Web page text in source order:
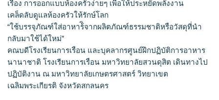
โรงเรียนการเรือน
เรื่อง การออกแบบห้องครัวง่ายๆ เพื่อให้ประหยัดพลังงาน
เคล็ดลับดูแลห้องครัวให้รักษ์โลก
“ใช้บรรจุภัณฑ์ใส่อาหาร้ิจากผลิตภัณฑ์ธรรมชาติหรือวัสดุที่นำ
กลับมาใช้ได้ใหม่”
คณบดีโรงเรียนการเรือน และบุคลากรศูนย์ฝึกปฏิบัติการอาหาร
นานาชาติ โรงเรียนการเรือน มหาวิทยาลัยสวนดุสิต เดินทางไป
ปฏิบัติงาน ณ มหาวิทยาลัยเกษตรศาสตร์ วิทยาเขต
เฉลิมพระเกียรติ จังหวัดสกลนคร